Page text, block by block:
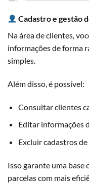
Cadastro e gestão
Na área de clientes,
informações de forma
simples.
Além disso, é possível:
Consultar clientes
Editar informações
Excluir cadastros
Isso garante uma base
parcelas com mais